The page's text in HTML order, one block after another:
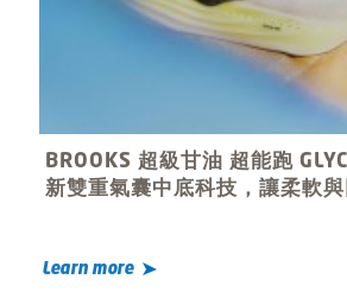
BROOKS 超級甘油 超能跑
新雙重氣囊中底科技，讓柔軟
Learn more